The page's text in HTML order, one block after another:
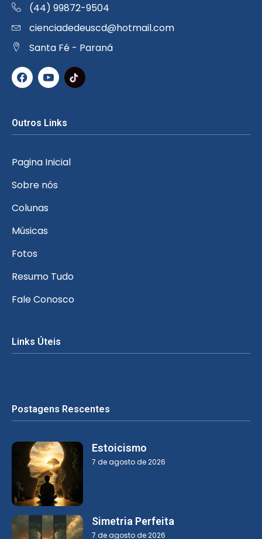
(44) 99872-9504
cienciadedeuscd@hotmail.com
Santa Fé - Paraná
Outros Links
Pagina Inicial
Sobre nós
Colunas
Músicas
Fotos
Resumo Tudo
Fale Conosco
Links Úteis
Postagens Rescentes
Estoicismo
7 de agosto de 2026
Simetria Perfeita
7 de agosto de 2026